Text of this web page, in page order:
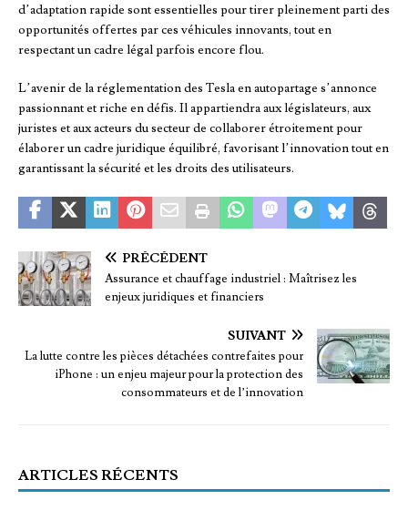
d’adaptation rapide sont essentielles pour tirer pleinement parti des
opportunités offertes par ces véhicules innovants, tout en
respectant un cadre légal parfois encore flou.
L’avenir de la réglementation des Tesla en autopartage s’annonce
passionnant et riche en défis. Il appartiendra aux législateurs, aux
juristes et aux acteurs du secteur de collaborer étroitement pour
élaborer un cadre juridique équilibré, favorisant l’innovation tout en
garantissant la sécurité et les droits des utilisateurs.
PRÉCÉDENT
Assurance et chauffage industriel : Maîtrisez les
enjeux juridiques et financiers
SUIVANT
La lutte contre les pièces détachées contrefaites pour
iPhone : un enjeu majeur pour la protection des
consommateurs et de l’innovation
ARTICLES RÉCENTS